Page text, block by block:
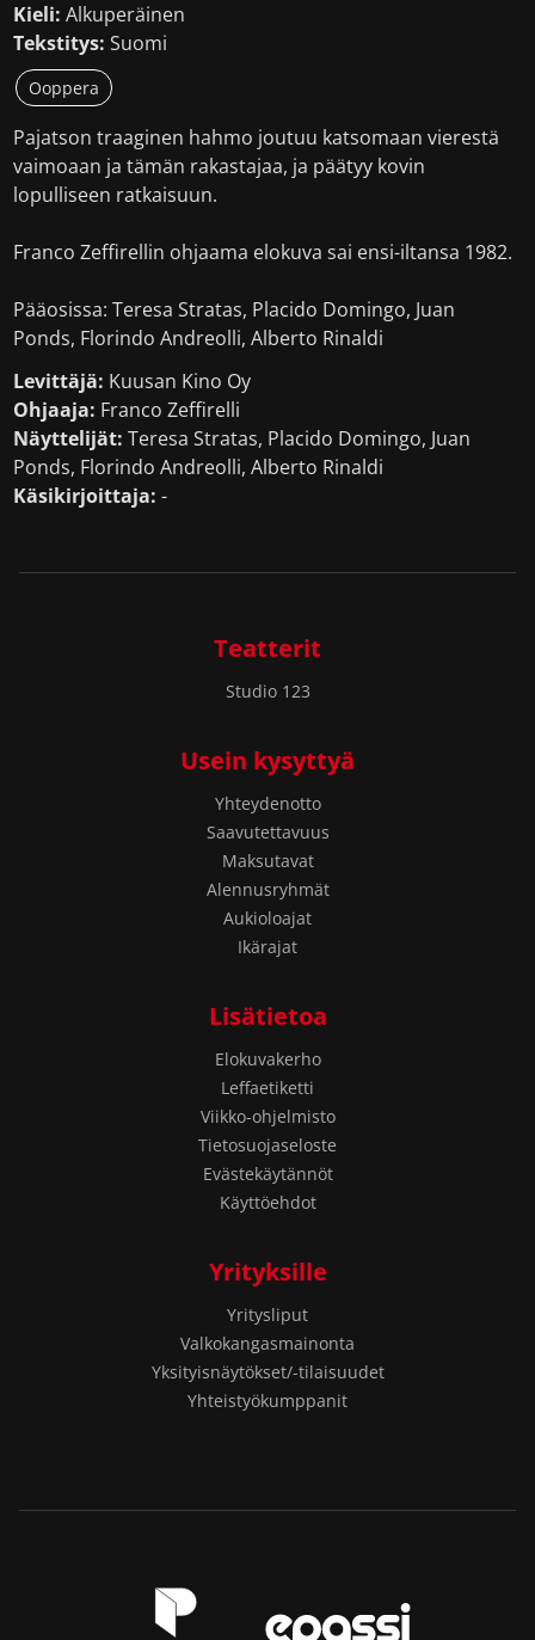
Kieli: Alkuperäinen
Tekstitys: Suomi
Ooppera
Pajatson traaginen hahmo joutuu katsomaan vierestä
vaimoaan ja tämän rakastajaa, ja päätyy kovin
lopulliseen ratkaisuun.
Franco Zeffirellin ohjaama elokuva sai ensi-iltansa 1982.
Pääosissa: Teresa Stratas, Placido Domingo, Juan
Ponds, Florindo Andreolli, Alberto Rinaldi
Levittäjä: Kuusan Kino Oy
Ohjaaja: Franco Zeffirelli
Näyttelijät: Teresa Stratas, Placido Domingo, Juan
Ponds, Florindo Andreolli, Alberto Rinaldi
Käsikirjoittaja: -
Teatterit
Studio 123
Usein kysyttyä
Yhteydenotto
Saavutettavuus
Maksutavat
Alennusryhmät
Aukioloajat
Ikärajat
Lisätietoa
Elokuvakerho
Leffaetiketti
Viikko-ohjelmisto
Tietosuojaseloste
Evästekäytännöt
Käyttöehdot
Yrityksille
Yritysliput
Valkokangasmainonta
Yksityisnäytökset/-tilaisuudet
Yhteistyökumppanit